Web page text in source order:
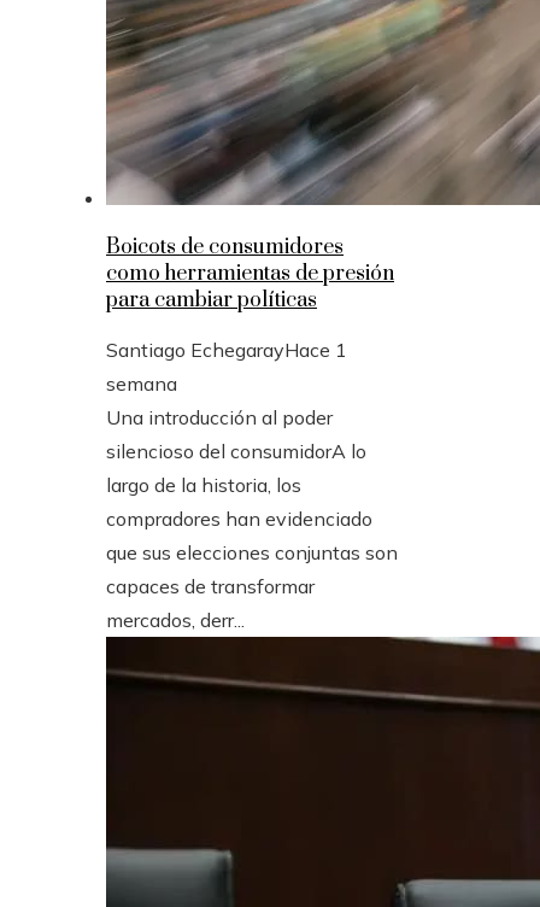
Boicots de consumidores
como herramientas de presión
para cambiar políticas
Santiago EchegarayHace 1
semana
Una introducción al poder
silencioso del consumidorA lo
largo de la historia, los
compradores han evidenciado
que sus elecciones conjuntas son
capaces de transformar
mercados, derr...